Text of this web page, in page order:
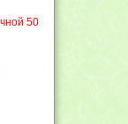
50